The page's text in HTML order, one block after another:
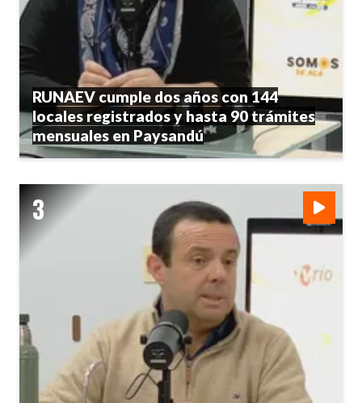
RUNAEV cumple dos años con 144
locales registrados y hasta 90 trámites
mensuales en Paysandú